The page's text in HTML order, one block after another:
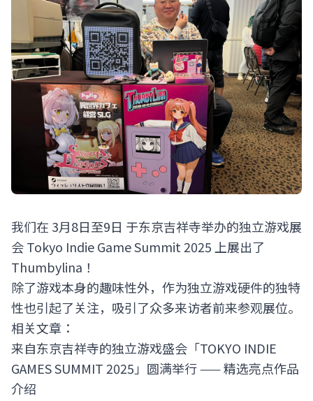
我们在 3月8日至9日 于东京吉祥寺举办的独立游戏展
会 Tokyo Indie Game Summit 2025 上展出了
Thumbylina！
除了游戏本身的趣味性外，作为独立游戏硬件的独特
性也引起了关注，吸引了众多来访者前来参观展位。
相关文章：
来自东京吉祥寺的独立游戏盛会「TOKYO INDIE
GAMES SUMMIT 2025」圆满举行 —— 精选亮点作品
介绍